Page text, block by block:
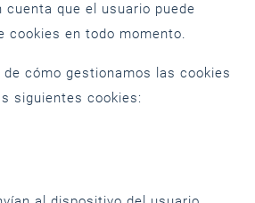
cuenta que el usuario puede
cookies en todo momento.
cómo gestionamos las cookies
siguientes cookies: